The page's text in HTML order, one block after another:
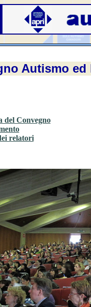
Autismo
del Convegno
relatori